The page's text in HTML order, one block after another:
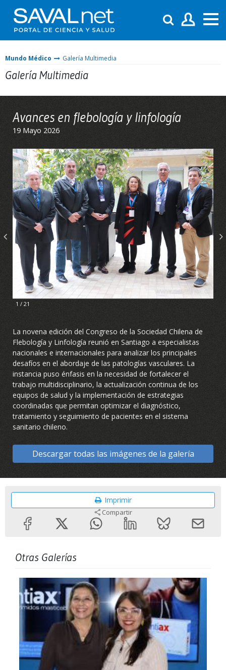
Mundo Médico Galería Multimedia
Galería Multimedia
Avances en flebología y linfología
19 Mayo 2026
1 / 21
La novena edición del Congreso de la Sociedad Chilena de
Flebología y Linfología reunió en Santiago a especialistas
nacionales e internacionales para analizar los principales
desafíos en el abordaje de las patologías vasculares. La
instancia puso énfasis en la necesidad de fortalecer el
trabajo multidisciplinario, la actualización continua de los
equipos de salud y la implementación de estrategias
coordinadas que permitan optimizar el diagnóstico,
tratamiento y seguimiento de pacientes en el sistema
sanitario chileno.
Descargar todas las imágenes de la galería
Imprimir
Compartir
Otras Galerías